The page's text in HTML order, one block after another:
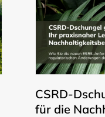
CSRD-
für die